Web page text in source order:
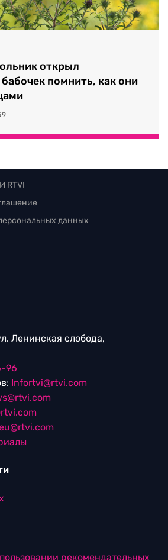
открыл
помнить, как они
RTVI
данных
Ленинская слобода,
96
Infortvi@rtvi.com
рекомендательных